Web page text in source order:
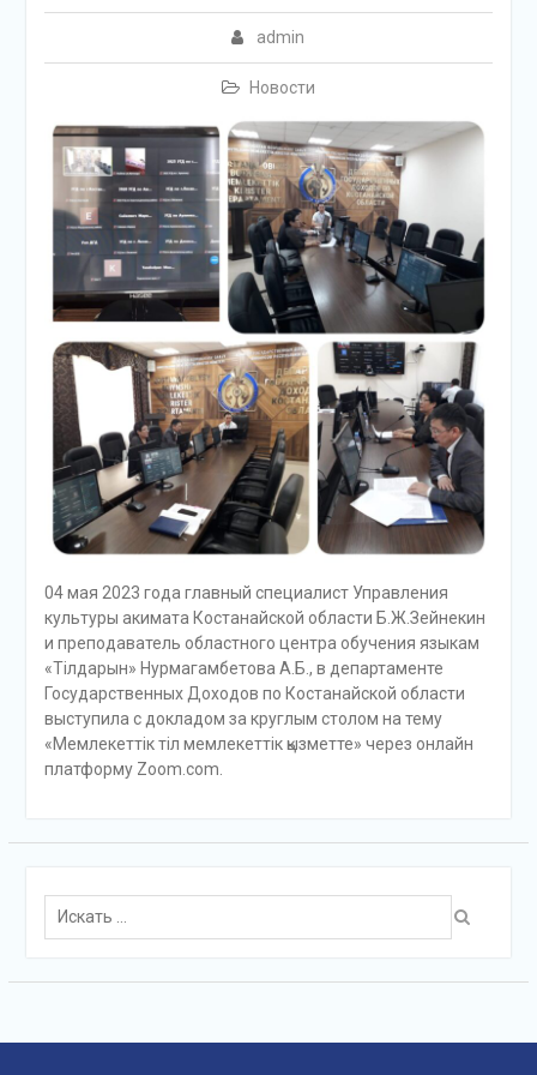
admin
Новости
04 мая 2023 года главный специалист Управления
культуры акимата Костанайской области Б.Ж.Зейнекин
и преподаватель областного центра обучения языкам
«Тілдарын» Нурмагамбетова А.Б., в департаменте
Государственных Доходов по Костанайской области
выступила с докладом за круглым столом на тему
«Мемлекеттік тіл мемлекеттік қызметте» через онлайн
платформу Zoom.соm.
Поиск
для: